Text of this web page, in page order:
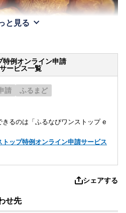
と見る
特例オンライン申請
ービス一覧
請
ふるまど
るのは「ふるなびワンストップ e
トップ特例オンライン申請サービス
シェアする
せ先